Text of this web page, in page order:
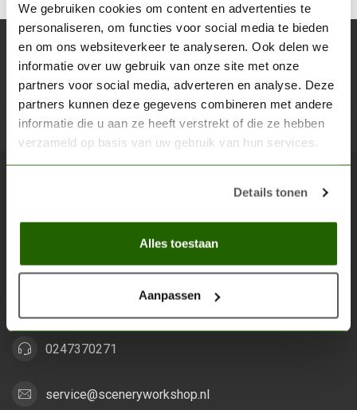
We gebruiken cookies om content en advertenties te
personaliseren, om functies voor social media te bieden
en om ons websiteverkeer te analyseren. Ook delen we
informatie over uw gebruik van onze site met onze
partners voor social media, adverteren en analyse. Deze
partners kunnen deze gegevens combineren met andere
informatie die u aan ze heeft verstrekt of die ze hebben
verzameld op basis van uw gebruik van hun services.
Details tonen
Alles toestaan
Aanpassen
Abonneer je op onze nieuwsbrief
Blijf op de hoogte over onze laatste acties
Alles voor je miniature wargaming en scenery
Grootstalselaan 46
0247370271
service@sceneryworkshop.nl